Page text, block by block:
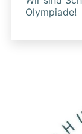
Olympiade!